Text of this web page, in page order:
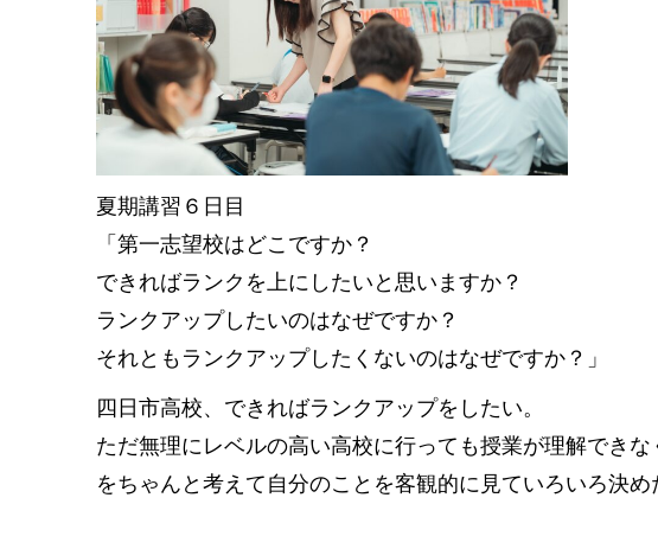
夏期講習６日目
「第一志望校はどこですか？
できればランクを上にしたいと思いますか？
ランクアップしたいのはなぜですか？
それともランクアップしたくないのはなぜですか？」
四日市高校、できればランクアップをしたい。
ただ無理にレベルの高い高校に行っても授業が理解でき
をちゃんと考えて自分のことを客観的に見ていろいろ決め